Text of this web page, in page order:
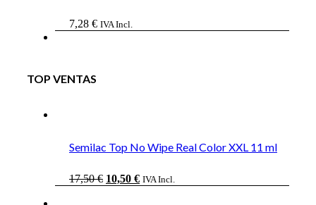
7,28 € IVA Incl.
TOP VENTAS
Semilac Top No Wipe Real Color XXL 11 ml
17,50€ El
10,50 €ElIVA Incl.